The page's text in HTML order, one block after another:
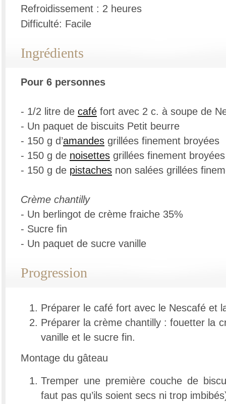
Refroidissement : 2 heures
Difficulté: Facile
Ingrédients
Pour 6 personnes
- 1/2 litre de café fort avec 2 c. à soupe de
- Un paquet de biscuits Petit beurre
- 150 g d’amandes grillées finement broyées
- 150 g de noisettes grillées finement broyées
- 150 g de pistaches non salées grillées
Crème chantilly
- Un berlingot de crème fraiche 35%
- Sucre fin
- Un paquet de sucre vanille
Progression
Préparer le café fort avec le Nescafé et
Préparer la crème chantilly : fouetter la
vanille et le sucre fin.
Montage du gâteau
Tremper une première couche de
faut pas qu’ils soient secs ni trop